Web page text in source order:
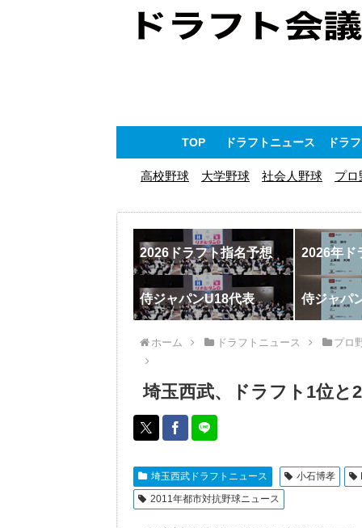
TOP ドラフトニュース ドラ
高校野球 大学野球 社会人野球 プロ
2026ドラフト指名予想 2026年ド
侍ジャパンU18代表 侍ジャパ
ホーム ドラフトニュース プロ
埼玉西武、ドラフト1位と
埼玉西武ドラフトニュース 小石博孝
2011年都市対抗野球ニュース